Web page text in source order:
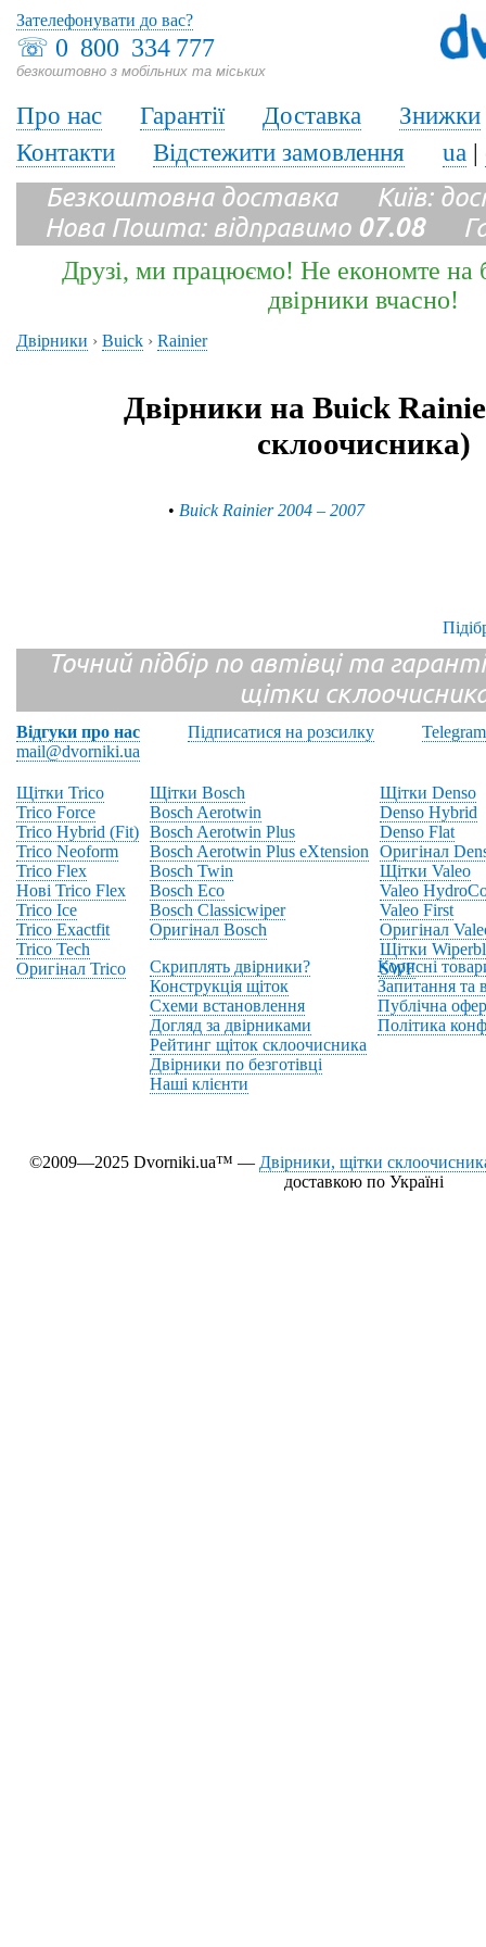
☏ 0 800 334 777
безкоштовно з мобільних та міських
Зателефонувати до вас?
Про нас Гарантії Доставка
Знижки
Контакти
Відстежити замовлення ua |
Безкоштовна доставка Київ:
Нова Пошта: відправимо 07.08
Друзі, ми працюємо! Не економте на
двірники вчасно!
Двірники › Buick › Rainier
Двірники на Buick
склоочисника)
• Buick Rainier 2004 – 2007
Точний підбір по автівці та
щітки
Відгуки про нас Підписатися на розсилку
Telegram
mail@dvorniki.ua
Щітки Trico
Trico Force
Trico Hybrid (Fit)
Trico Neoform
Trico Flex
Нові Trico Flex
Trico Ice
Trico Exactfit
Trico Tech
Оригінал Trico
Щітки Bosch
Bosch Aerotwin
Bosch Aerotwin Plus
Bosch Aerotwin Plus eXtension
Bosch Twin
Bosch Eco
Bosch Classicwiper
Оригінал Bosch
Щітки Denso
Denso Hybrid
Denso Flat
Оригінал
Щітки Valeo
Valeo
Valeo First
Оригінал
Щітки
SWF
Скриплять двірники?
Конструкція щіток
Схеми встановлення
Догляд за двірниками
Рейтинг щіток склоочисника
Двірники по безготівці
Наші клієнти
Корисні
Запитання та
Публічна
Політика
©2009—2025 Dvorniki.ua™ — Двірники, щітки
доставкою по Україні